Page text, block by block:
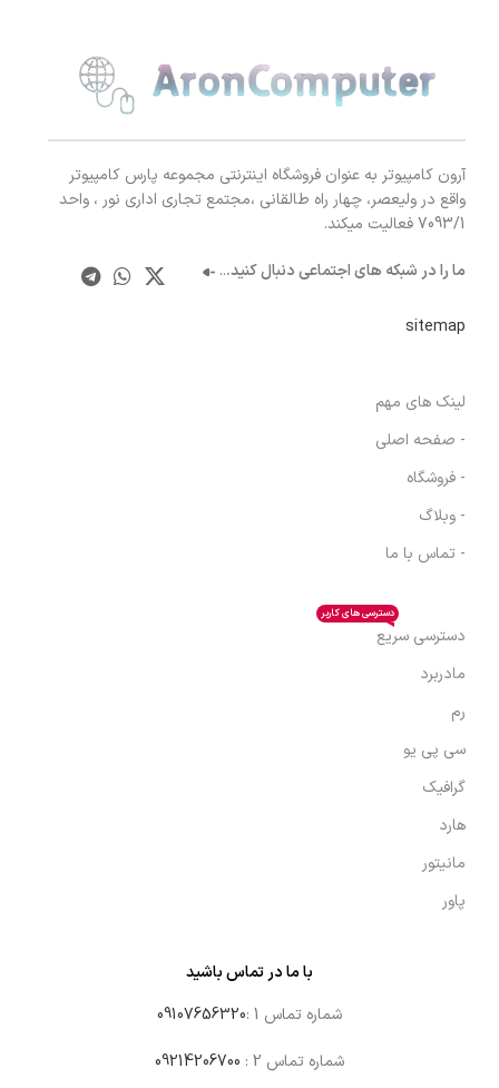
آرون کامپیوتر به عنوان فروشگاه اینترنتی مجموعه پارس کامپیوتر
واقع در ولیعصر، چهار راه طالقانی ،مجتمع تجاری اداری نور ، واحد
7093/1 فعالیت میکند.
ما را در شبکه های اجتماعی دنبال کنید...
sitemap
لینک های مهم
- صفحه اصلی
- فروشگاه
- وبلاگ
- تماس با ما
دسترسی سریع
دسترسی های کاربر
مادربرد
رم
سی پی یو
گرافیک
هارد
مانیتور
پاور
با ما در تماس باشید
شماره تماس 1 :
09107656320
شماره تماس 2 :